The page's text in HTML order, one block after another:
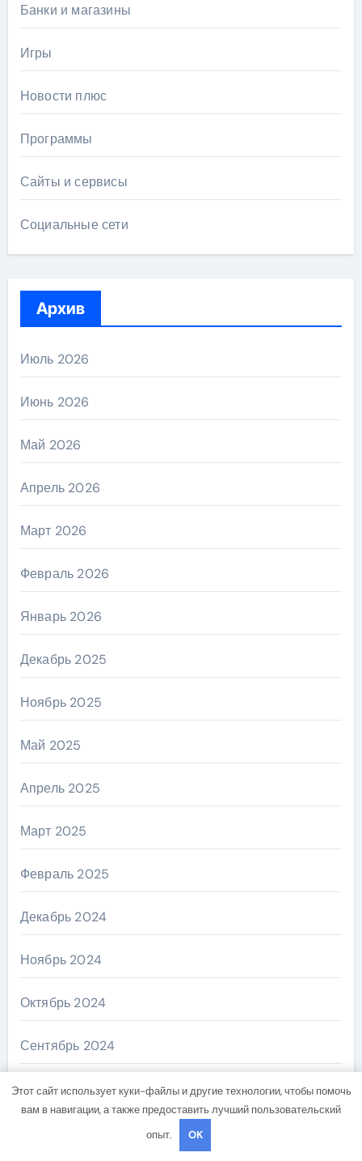
Банки и магазины
Игры
Новости плюс
Программы
Сайты и сервисы
Социальные сети
Архив
Июль 2026
Июнь 2026
Май 2026
Апрель 2026
Март 2026
Февраль 2026
Январь 2026
Декабрь 2025
Ноябрь 2025
Май 2025
Апрель 2025
Март 2025
Февраль 2025
Декабрь 2024
Ноябрь 2024
Октябрь 2024
Сентябрь 2024
Август 2024
Этот сайт использует куки-файлы и другие технологии, чтобы помочь
вам в навигации, а также предоставить лучший пользовательский
опыт.
OK